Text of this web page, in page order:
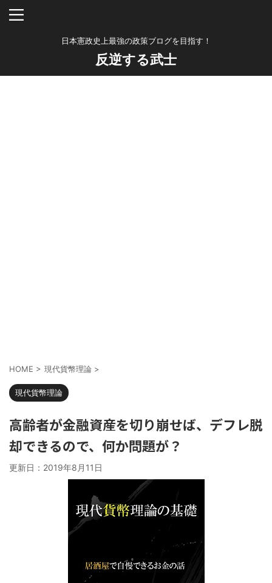
日本憲政史上最強の政策ブログを目指す！
反逆する武士
HOME > 現代貨幣理論 >
現代貨幣理論
高齢者が金融資産を切り崩せば、デフレ脱
却できるので、何か問題が？
更新日： 2019年8月11日